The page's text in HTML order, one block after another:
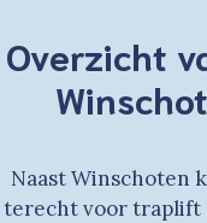
Overzicht
Naast Winschoten
terecht voor traplift